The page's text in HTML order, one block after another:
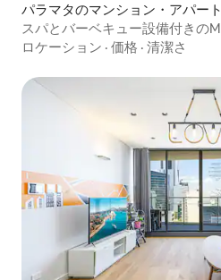
パラマタのマンション・アパート
スパとバーベキュー設備付きの
パートメント
ロケーション · 価格 · 清潔さ